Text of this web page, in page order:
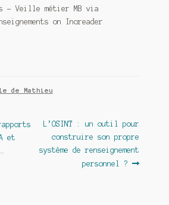
– Veille métier MB via
on Inoreader
de Mathieu
et
Article
suivant :
L’OSINT : un outil pour
construire son propre
système de renseignement
personnel ?